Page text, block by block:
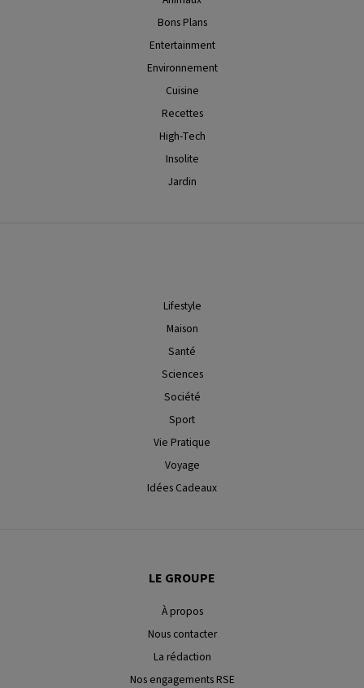
Bons Plans
Entertainment
Environnement
Cuisine
Recettes
High-Tech
Insolite
Jardin
Lifestyle
Maison
Santé
Sciences
Société
Sport
Vie Pratique
Voyage
Idées Cadeaux
LE GROUPE
À propos
Nous contacter
La rédaction
Nos engagements RSE